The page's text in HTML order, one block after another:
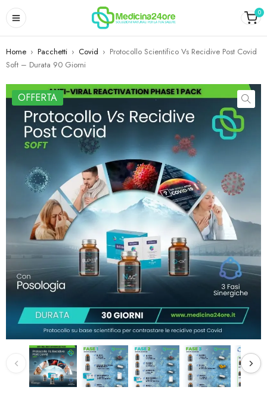
0
Home › Pacchetti › Covid › Protocollo Scientifico Vs Recidive Post Covid
Soft – Durata 90 Giorni
OFFERTA